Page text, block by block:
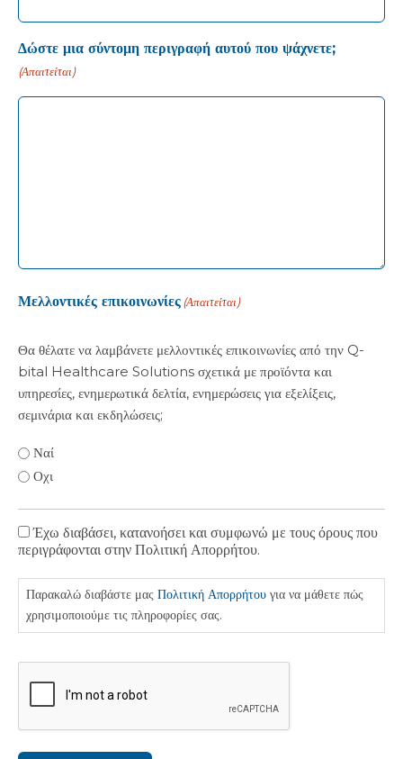
Δώστε μια σύντομη περιγραφή αυτού που ψάχνετε;
(Απαιτείται)
Μελλοντικές επικοινωνίες(Απαιτείται)
Θα θέλατε να λαμβάνετε μελλοντικές επικοινωνίες από την Q-
bital Healthcare Solutions σχετικά με προϊόντα και
υπηρεσίες, ενημερωτικά δελτία, ενημερώσεις για εξελίξεις,
σεμινάρια και εκδηλώσεις;
Ναί
Οχι
Πολιτική
Απορρήτου
Έχω διαβάσει, κατανοήσει και συμφωνώ με τους όρους που
περιγράφονται στην Πολιτική Απορρήτου.
Παρακαλώ διαβάστε μας Πολιτική Απορρήτου για να μάθετε πώς
χρησιμοποιούμε τις πληροφορίες σας.
CAPTCHA